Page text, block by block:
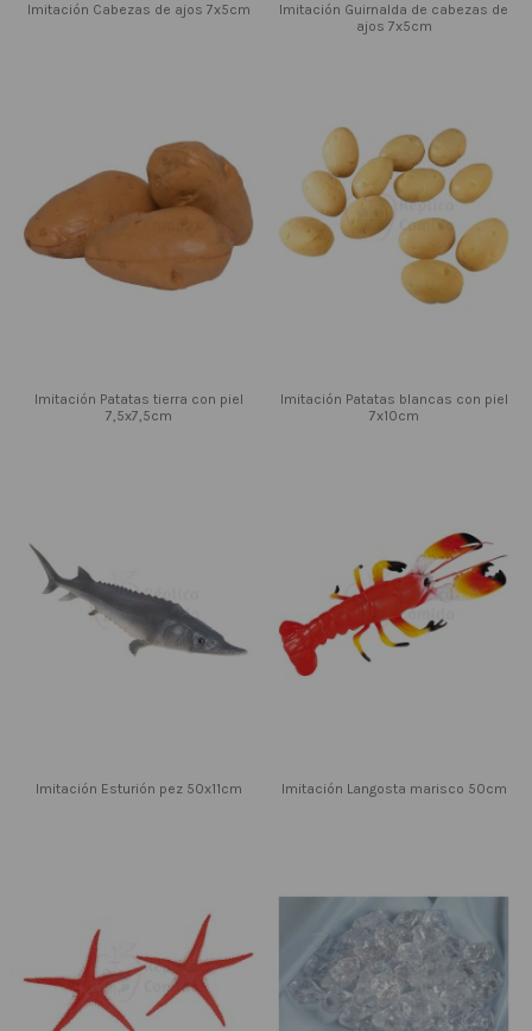
Imitación Cabezas de ajos 7x5cm
Imitación Guirnalda de cabezas de
ajos 7x5cm
Imitación Patatas tierra con piel
7,5x7,5cm
Imitación Patatas blancas con piel
7x10cm
Imitación Esturión pez 50x11cm Imitación Langosta marisco 50cm